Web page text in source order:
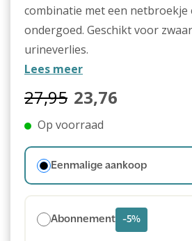
combinatie met een
ondergoed. Geschikt voor
urineverlies.
Lees meer
27,95 23,76
Op voorraad
Eenmalige aankoop
Abonnement -5%